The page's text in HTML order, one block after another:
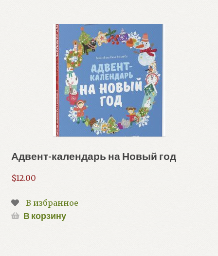
Адвент-календарь на Новый год
$12.00
В избранное
В корзину